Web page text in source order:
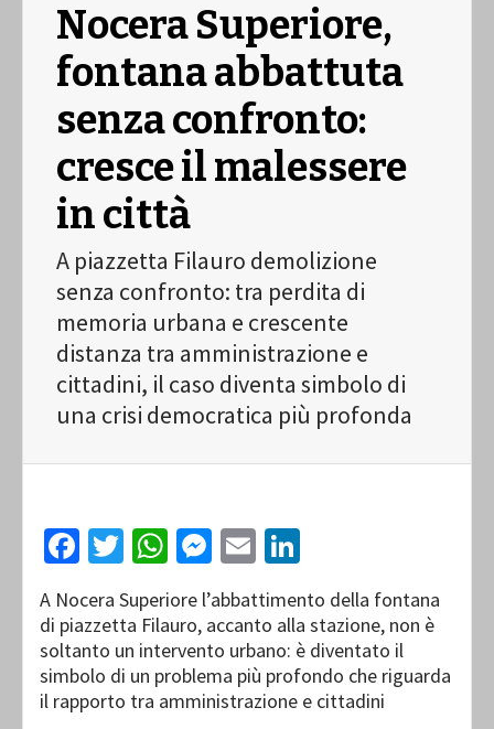
Nocera Superiore,
fontana abbattuta
senza confronto:
cresce il malessere
in città
A piazzetta Filauro demolizione
senza confronto: tra perdita di
memoria urbana e crescente
distanza tra amministrazione e
cittadini, il caso diventa simbolo di
una crisi democratica più profonda
Facebook
Twitter
WhatsApp
Messenger
Email
A Nocera Superiore l’abbattimento della fontana
di piazzetta Filauro, accanto alla stazione, non è
soltanto un intervento urbano: è diventato il
simbolo di un problema più profondo che riguarda
il rapporto tra amministrazione e cittadini